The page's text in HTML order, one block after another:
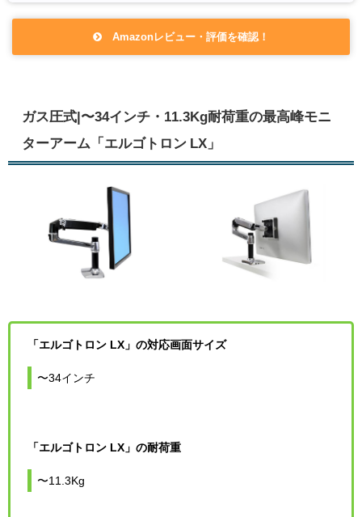
Amazonレビュー・評価を確認！
ガス圧式|〜34インチ・11.3Kg耐荷重の最高峰モニ
ターアーム「エルゴトロン LX」
「エルゴトロン LX」の対応画面サイズ
〜34インチ
「エルゴトロン LX」の耐荷重
〜11.3Kg